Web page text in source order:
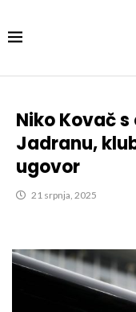
Niko Kovač
Jadranu,
ugovor
21 srpnja, 2025